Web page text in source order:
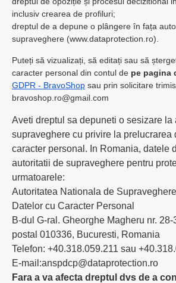
inclusiv crearea de profiluri;
dreptul de a depune o plângere în fața
supraveghere (www.dataprotection.ro).
Puteți să vizualizați, să editați sau să
caracter personal din contul de pe pagina
GDPR - BravoShop sau prin solicitare
bravoshop.ro@gmail.com
Aveti dreptul sa depuneti o sesizare la
supraveghere cu privire la prelucrarea
caracter personal. In Romania, datele
autoritatii de supraveghere pentru
urmatoarele:
Autoritatea Nationala de
Datelor cu Caracter Personal
B-dul G-ral. Gheorghe Magheru nr. 28-
postal 010336, Bucuresti, Romania
Telefon: +40.318.059.211 sau
E-mail:anspdcp@dataprotection.ro
Fara a va afecta dreptul dvs de a